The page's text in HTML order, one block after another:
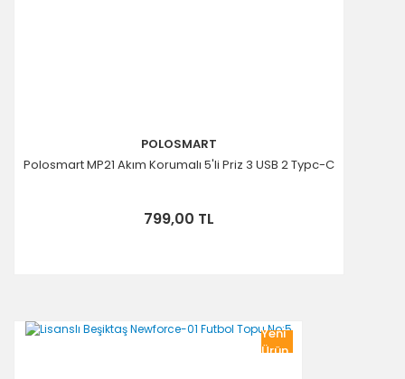
POLOSMART
Polosmart MP21 Akım Korumalı 5'li Priz 3 USB 2 Typc-C
799,00 TL
Yeni
Ürün